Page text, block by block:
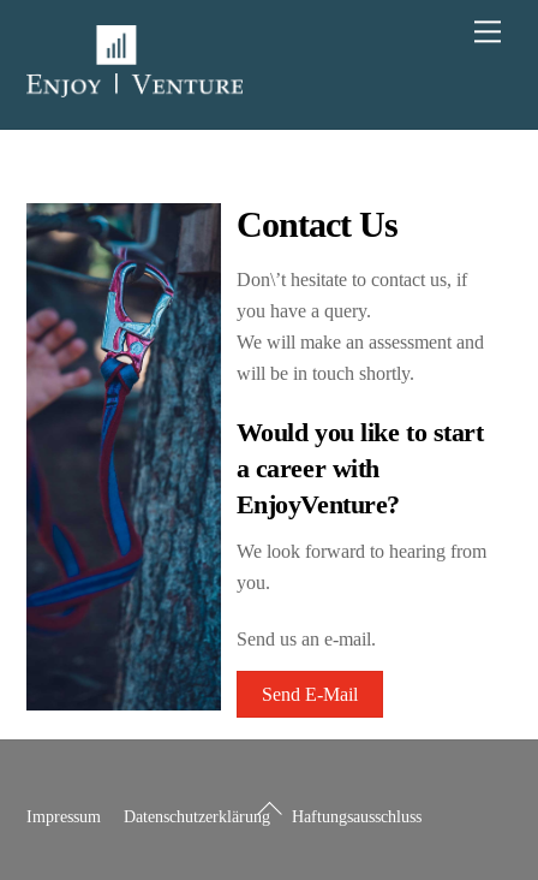
content
Contact Us
Don\’t hesitate to contact us, if
you have a query.
We will make an assessment and
will be in touch shortly.
Would you like to start
a career with
EnjoyVenture?
We look forward to hearing from
you.
Send us an e-mail.
Send E-Mail
Back
Impressum Datenschutzerklärung Haftungsausschluss